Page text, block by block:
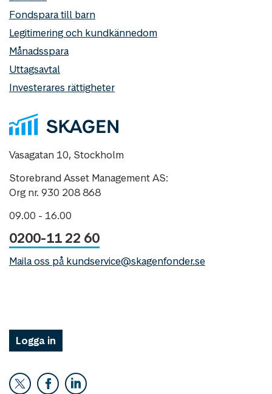
Fondspara till barn
Legitimering och kundkännedom
Månadsspara
Uttagsavtal
Investerares rättigheter
Vasagatan 10, Stockholm
Storebrand Asset Management AS:
Org nr. 930 208 868
09.00 - 16.00
0200-11 22 60
Maila oss på kundservice@skagenfonder.se
Logga in